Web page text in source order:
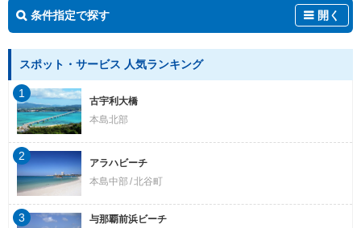
条件指定で探す 開く
スポット・サービス 人気ランキング
古宇利大橋
本島北部
1
アラハビーチ
本島中部 北谷町
2
与那覇前浜ビーチ
3